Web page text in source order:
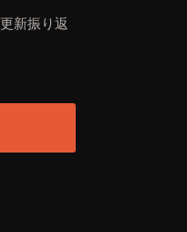
更新振り返